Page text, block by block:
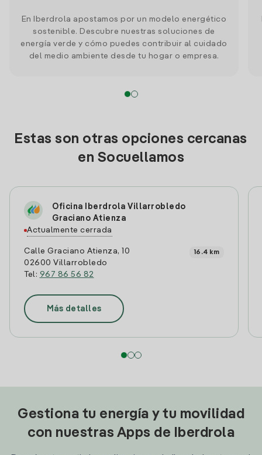
En Iberdrola apostamos por un modelo energético
sostenible. Descubre nuestras soluciones de
energía verde y cómo puedes contribuir al cuidado
del medio ambiente desde tu hogar o empresa.
Estas son otras opciones cercanas
en Socuellamos
Oficina Iberdrola Villarrobledo
Graciano Atienza
Actualmente cerrada
Calle Graciano Atienza, 10
02600 Villarrobledo
Tel: 967 86 56 82
16.4 km
Más detalles
Gestiona tu energía y tu movilidad
con nuestras Apps de Iberdrola